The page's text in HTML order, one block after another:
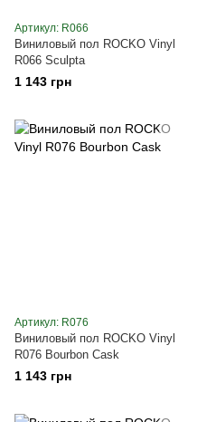
Артикул: R066
Виниловый пол ROCKO Vinyl
R066 Sculpta
1 143 грн
Артикул: R076
Виниловый пол ROCKO Vinyl
R076 Bourbon Cask
1 143 грн